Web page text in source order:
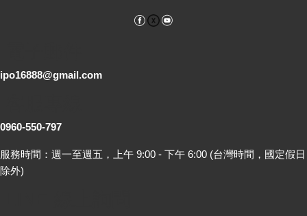
Facebook
ipo16888@gmail.com
0960-550-797
服務時間：週一至週五，上午 9:00 - 下午 6:00 (台灣時間，國定假日
除外)